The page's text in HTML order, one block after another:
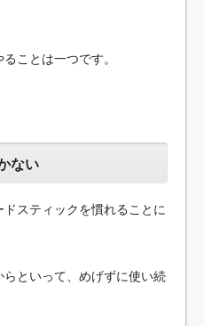
ことは一つです。
ない
スティックを慣れることに
といって、めげずに使い続